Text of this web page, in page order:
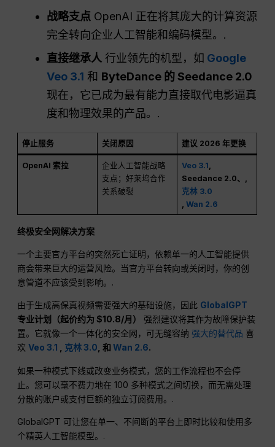
战略支点 OpenAI 正在将其庞大的计算资源
完全转向企业人工智能和编码模型。.
直接继承人 行业领先的机型，如 Google
Veo 3.1 和 ByteDance 的 Seedance 2.0
现在，它已成为最有能力直接取代电影逼真
度和物理效果的产品。.
停止服务 关闭原因 建议 2026 年更换
OpenAI 索拉
企业人工智能战略
支点；好莱坞合作
关系破裂
Veo 3.1
Seedance 2.0、,
克林 3.0
Wan 2.6
终极安全网解决方案
一个主要官方平台的突然死亡证明，依赖单一的人工智能提供
商会带来巨大的运营风险。当官方平台转向或关闭时，你的创
意管道不应该受到影响。.
由于生成高保真视频需要强大的基础设施，因此 GlobalGPT
专业计划（起价约为 $10.8/月）
强烈建议将其作为故障保护装
置。它就像一个一体化的安全网，可无缝容纳 强大的替代品 喜
欢Veo 3.1 克林 3.0 , 和Wan 2.6.
如果一种模式下线或改变业务模式，您的工作流程也不会停
止。您可以毫不费力地在 100 多种模式之间切换，而无需处理
分散的账户或支付巨额的独立订阅费用。.
GlobalGPT 可让您在单一、不间断的平台上即时比较和使用多
个精英人工智能模型。.